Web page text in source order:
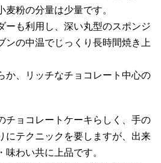
粉の分量は少量です。
ーも利用し、深い丸型のスポンジ
ンの中温でじっくり長時間焼き上
か、リッチなチョコレート中心の
チョコレートケーキらしく、手の
にテクニックを要しますが、出来
味わい共に上品です。